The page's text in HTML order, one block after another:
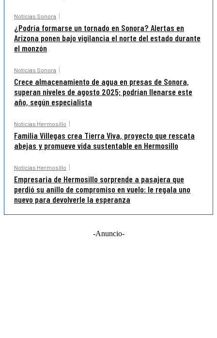
Noticias Sonora
¿Podría formarse un tornado en Sonora? Alertas en
Arizona ponen bajo vigilancia el norte del estado durante
el monzón
Noticias Sonora
Crece almacenamiento de agua en presas de Sonora,
superan niveles de agosto 2025; podrían llenarse este
año, según especialista
Noticias Hermosillo
Familia Villegas crea Tierra Viva, proyecto que rescata
abejas y promueve vida sustentable en Hermosillo
Noticias Hermosillo
Empresaria de Hermosillo sorprende a pasajera que
perdió su anillo de compromiso en vuelo: le regala uno
nuevo para devolverle la esperanza
-Anuncio-